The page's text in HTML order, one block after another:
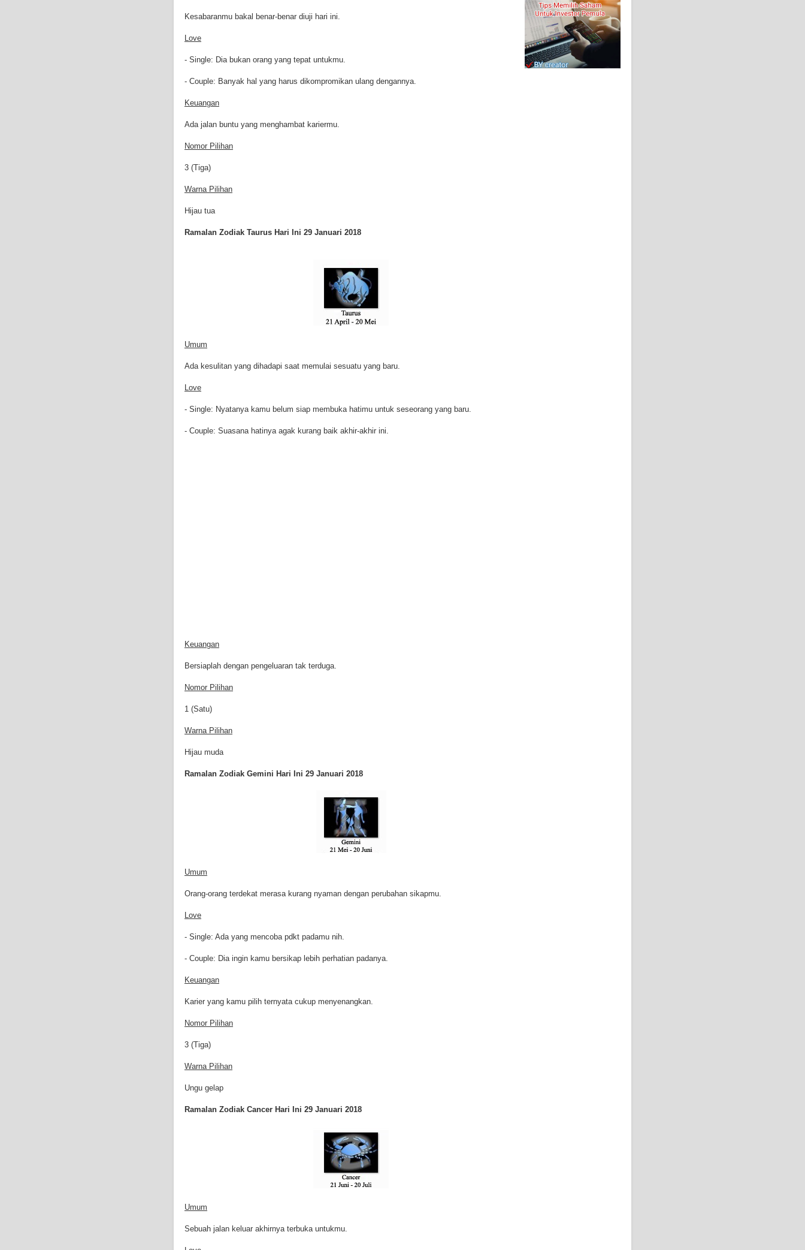
Kesabaranmu bakal benar-benar diuji hari ini.
Love
- Single: Dia bukan orang yang tepat untukmu.
- Couple: Banyak hal yang harus dikompromikan ulang dengannya.
Keuangan
Ada jalan buntu yang menghambat kariermu.
Nomor Pilihan
3 (Tiga)
Warna Pilihan
Hijau tua
Ramalan Zodiak Taurus Hari Ini 29 Januari 2018
Umum
Ada kesulitan yang dihadapi saat memulai sesuatu yang baru.
Love
- Single: Nyatanya kamu belum siap membuka hatimu untuk seseorang yang baru.
- Couple: Suasana hatinya agak kurang baik akhir-akhir ini.
Keuangan
Bersiaplah dengan pengeluaran tak terduga.
Nomor Pilihan
1 (Satu)
Warna Pilihan
Hijau muda
Ramalan Zodiak Gemini Hari Ini 29 Januari 2018
Umum
Orang-orang terdekat merasa kurang nyaman dengan perubahan sikapmu.
Love
- Single: Ada yang mencoba pdkt padamu nih.
- Couple: Dia ingin kamu bersikap lebih perhatian padanya.
Keuangan
Karier yang kamu pilih ternyata cukup menyenangkan.
Nomor Pilihan
3 (Tiga)
Warna Pilihan
Ungu gelap
Ramalan Zodiak Cancer Hari Ini 29 Januari 2018
Umum
Sebuah jalan keluar akhirnya terbuka untukmu.